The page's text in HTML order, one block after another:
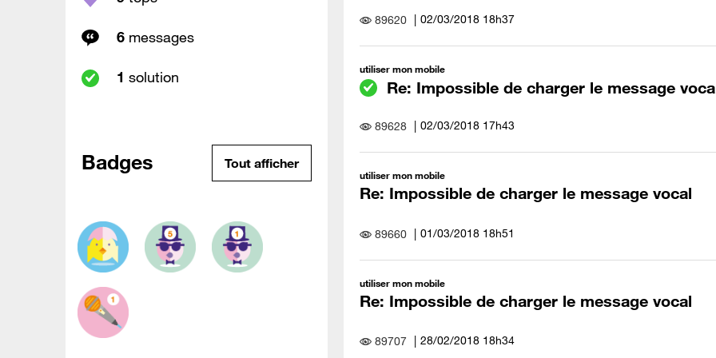
6 messages
1 solution
Badges Tout afficher
89620 ‎02/03/2018 18h37
utiliser mon mobile
Re: Impossible de charger le message
89628 ‎02/03/2018 17h43
utiliser mon mobile
Re: Impossible de charger le message vocal
89660 ‎01/03/2018 18h51
utiliser mon mobile
Re: Impossible de charger le message vocal
89707 ‎28/02/2018 18h34